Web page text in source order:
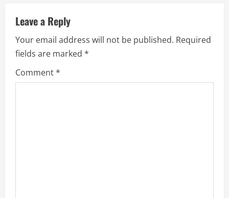
i
g
a
Leave a Reply
Your email address will not be published. Required
fields are marked *
Comment*